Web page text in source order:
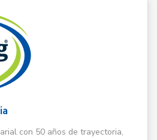
con 50 años de trayectoria,